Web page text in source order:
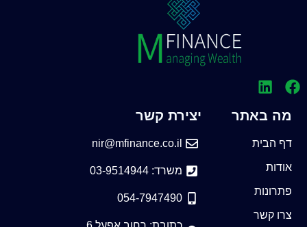
מה באתר
דף הבית
אודות
פתרונות
צרו קשר
יצירת קשר
nir@mfinance.co.il
משרד: 03-9514944
054-7947490